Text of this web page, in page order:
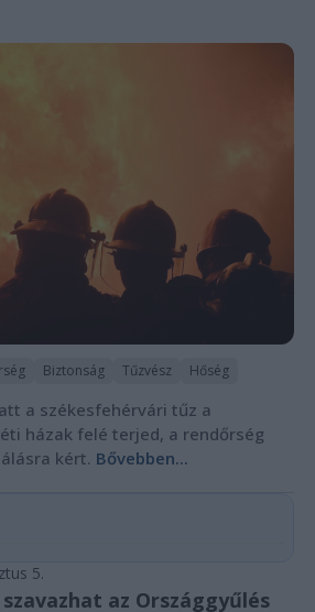
Biztonság Tűzvész Hőség
a székesfehérvári tűz a
házak felé terjed, a rendőrség
kért. Bővebben...
5.
az Országgyűlés